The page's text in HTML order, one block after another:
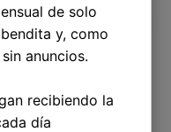
a
de solo
y, como
anuncios.
recibiendo la
día